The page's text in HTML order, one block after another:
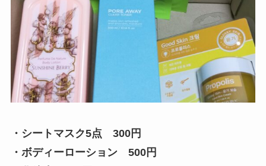
・シートマスク5点 300円
・ボディーローション 500円